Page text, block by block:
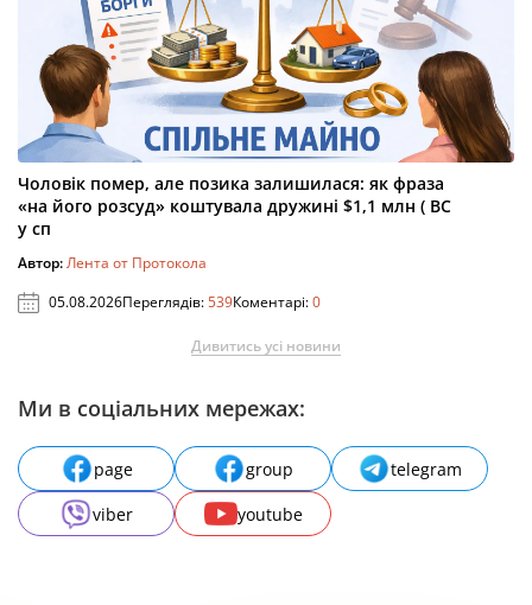
Чоловік помер, але позика залишилася: як фраза
«на його розсуд» коштувала дружині $1,1 млн ( ВС
у сп
Автор:Лента от Протокола
05.08.2026Переглядів:539Коментарі:0
Дивитись усі новини
Ми в соціальних мережах:
page group
telegram
viber
youtube